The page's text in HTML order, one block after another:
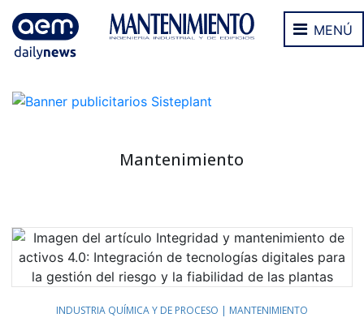
MENÚ
Mantenimiento
INDUSTRIA QUÍMICA Y DE PROCESO | MANTENIMIENTO